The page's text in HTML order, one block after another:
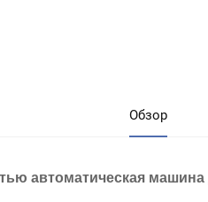
Обзор
автоматическая машина